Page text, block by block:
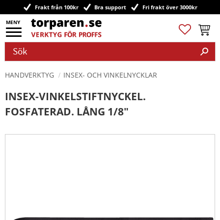
Meny
Frakt från 100kr Bra support Fri frakt över 3000kr
Favoriter
HANDVERKTYG INSEX- OCH VINKELNYCKLAR
INSEX-VINKELSTIFTNYCKEL.
FOSFATERAD. LÅNG 1/8"